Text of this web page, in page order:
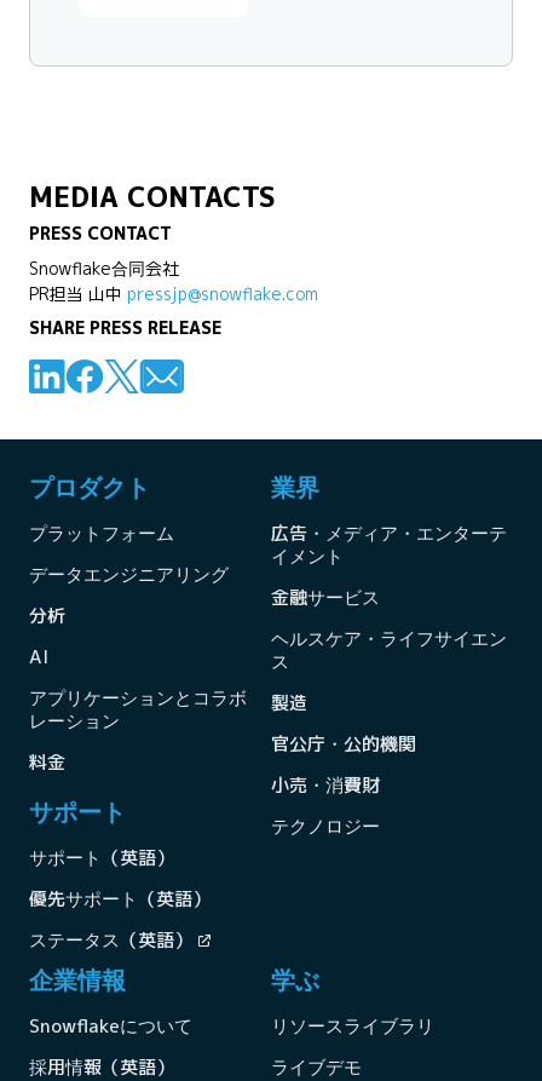
MEDIA CONTACTS
PRESS CONTACT
Snowflake合同会社
PR担当 山中 pressjp@snowflake.com
SHARE PRESS RELEASE
プロダクト
プラットフォーム
データエンジニアリング
分析
AI
アプリケーションとコラボ
レーション
料金
サポート
サポート（英語）
優先サポート（英語）
ステータス（英語）
業界
広告・メディア・エンターテ
イメント
金融サービス
ヘルスケア・ライフサイエン
ス
製造
官公庁・公的機関
小売・消費財
テクノロジー
企業情報
Snowflakeについて
採用情報（英語）
学ぶ
リソースライブラリ
ライブデモ